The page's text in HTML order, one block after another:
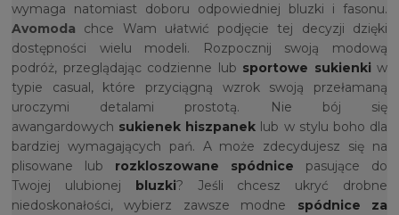
wymaga natomiast doboru odpowiedniej bluzki i fasonu.
Avomoda chce Wam ułatwić podjęcie tej decyzji dzięki
dostępności wielu modeli. Rozpocznij swoją modową
podróż, przeglądając codzienne lub sportowe sukienki w
typie casual, które przyciągną wzrok swoją przełamaną
uroczymi detalami prostotą. Nie bój się
awangardowych sukienek hiszpanek lub w stylu boho dla
bardziej wymagających pań. A może zdecydujesz się na
plisowane lub rozkloszowane spódnice pasujące do
Twojej ulubionej
bluzki? Jeśli chcesz ukryć drobne
niedoskonałości, wybierz zawsze modne spódnice za